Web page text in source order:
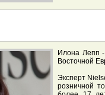
Илона Лепп
Восточной
Эксперт
розничной